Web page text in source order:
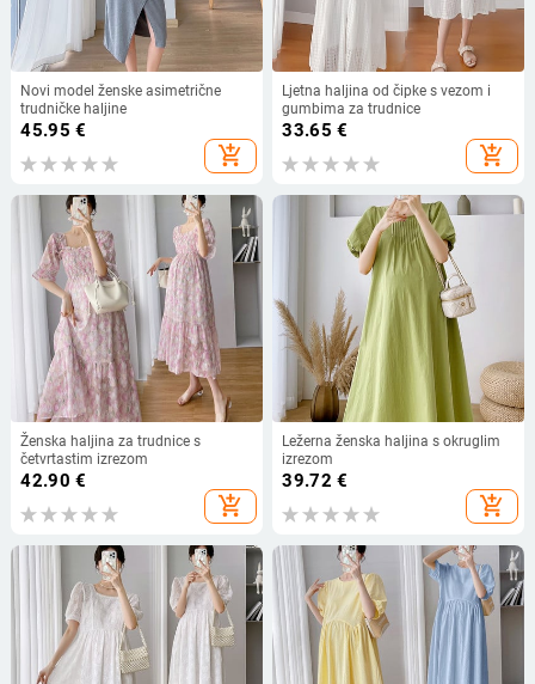
Novi model ženske asimetrične
trudničke haljine
45.95 €
add_shopping_cart
Ljetna haljina od čipke s vezom i
gumbima za trudnice
33.65 €
add_shopping_cart
Ženska haljina za trudnice s
četvrtastim izrezom
42.90 €
add_shopping_cart
Ležerna ženska haljina s okruglim
izrezom
39.72 €
add_shopping_cart